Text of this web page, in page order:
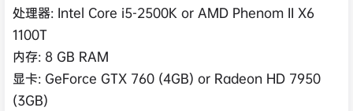
处理器: Intel Core i5-2500K or AMD Phenom II X6
1100T
内存: 8 GB RAM
显卡: GeForce GTX 760 (4GB) or Radeon HD 7950
(3GB)